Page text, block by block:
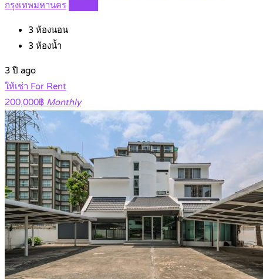
กรุงเทพมหานคร
3 ห้องนอน
3 ห้องน้ำ
3 ปี ago
ให้เช่า For Rent
200,000฿ Monthly